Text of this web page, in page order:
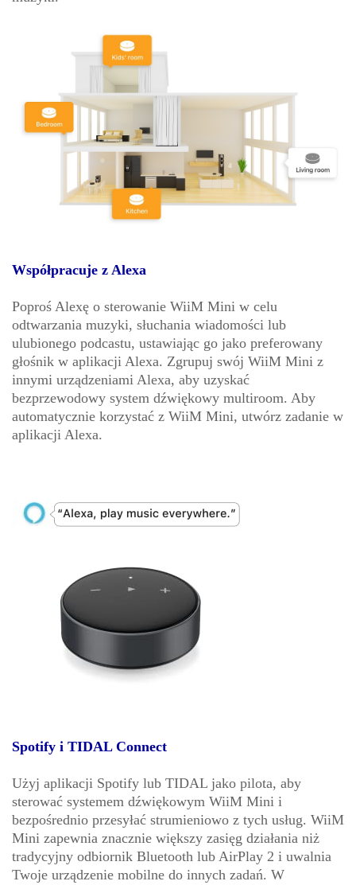
Współpracuje z Alexa
Poproś Alexę o sterowanie WiiM Mini w celu
odtwarzania muzyki, słuchania wiadomości lub
ulubionego podcastu, ustawiając go jako preferowany
głośnik w aplikacji Alexa. Zgrupuj swój WiiM Mini z
innymi urządzeniami Alexa, aby uzyskać
bezprzewodowy system dźwiękowy multiroom. Aby
automatycznie korzystać z WiiM Mini, utwórz zadanie w
aplikacji Alexa.
Spotify i TIDAL Connect
Użyj aplikacji Spotify lub TIDAL jako pilota, aby
sterować systemem dźwiękowym WiiM Mini i
bezpośrednio przesyłać strumieniowo z tych usług. WiiM
Mini zapewnia znacznie większy zasięg działania niż
tradycyjny odbiornik Bluetooth lub AirPlay 2 i uwalnia
Twoje urządzenie mobilne do innych zadań. W